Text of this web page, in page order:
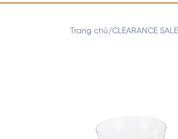
Trang chủ/CLEARANCE